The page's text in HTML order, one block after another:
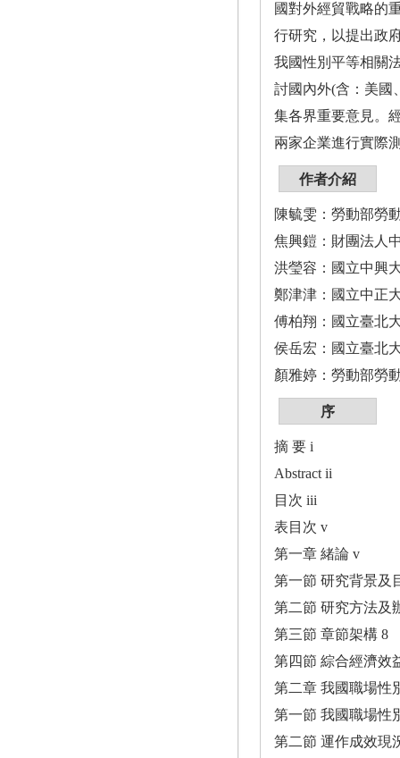
國對外經貿戰略的
行研究，以提出政
我國性別平等相關
討國內外(含：美國
集各界重要意見。
兩家企業進行實際
作者介紹
陳毓雯：勞動部勞
焦興鎧：財團法人
洪瑩容：國立中興
鄭津津：國立中正
傅柏翔：國立臺北
侯岳宏：國立臺北
顏雅婷：勞動部勞
序
摘 要 i
Abstract ii
目次 iii
表目次 v
第一章 緒論 v
第一節 研究背景及
第二節 研究方法及
第三節 章節架構 8
第四節 綜合經濟效
第二章 我國職場性
第一節 我國職場性
第二節 運作成效現